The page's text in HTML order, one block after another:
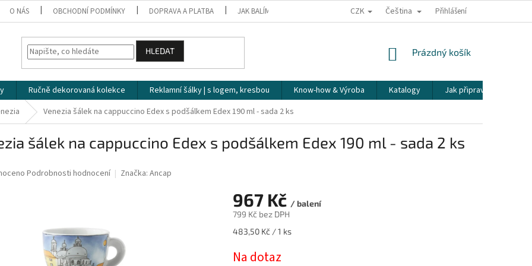
O NÁS OBCHODNÍ PODMÍNKY DOPRAVA A PLATBA JAK BALÍME NAŠE ZÁSILKY PŘEPRAVA KŘEHKÉHO ZBOŽÍ KORESPONDENČNÍ
CZK Čeština Přihlášení
HLEDAT
NÁKUPNÍ
Prázdný košík
Ručně dekorovaná kolekce Reklamní šálky | s logem, kresbou Know-how & Výroba Katalogy
Jak připravit espresso
Venezia šálek na cappuccino Edex s podšálkem Edex 190 ml - sada 2 ks
šálek na cappuccino Edex s podšálkem Edex 190 ml - sada 2 ks
Podrobnosti hodnocení Značka: Ancap
967 Kč / balení
799 Kč bez DPH
Měrná
483,50 Kč / 1 ks
Na dotaz